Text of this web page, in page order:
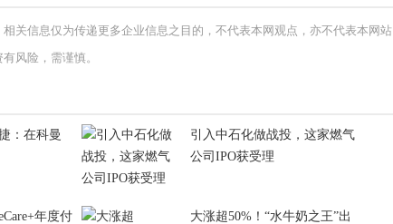
关信息仅为传递更多企业信息之目的，不代表本网观点，亦不代表本网站
风险，需谨慎。
：在科曼
引入中石化做战投，这家燃气
公司IPO获受理
年度付
大涨超50%！“水牛奶之王”出